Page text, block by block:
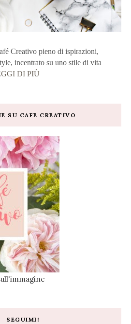
Creativo pieno di ispirazioni,
incentrato su uno stile di vita
DI PIÙ
SU CAFE CREATIVO
SEGUIMI!